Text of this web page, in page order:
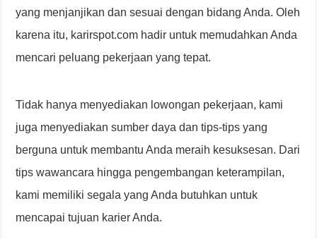
yang menjanjikan dan sesuai dengan bidang Anda. Oleh
karena itu, karirspot.com hadir untuk memudahkan Anda
mencari peluang pekerjaan yang tepat.
Tidak hanya menyediakan lowongan pekerjaan, kami
juga menyediakan sumber daya dan tips-tips yang
berguna untuk membantu Anda meraih kesuksesan. Dari
tips wawancara hingga pengembangan keterampilan,
kami memiliki segala yang Anda butuhkan untuk
mencapai tujuan karier Anda.